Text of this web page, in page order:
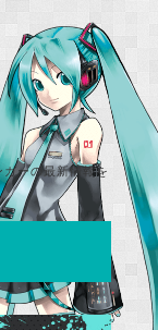
ーの最新情報を